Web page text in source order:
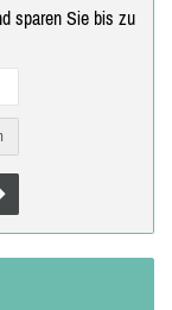
sparen Sie bis zu